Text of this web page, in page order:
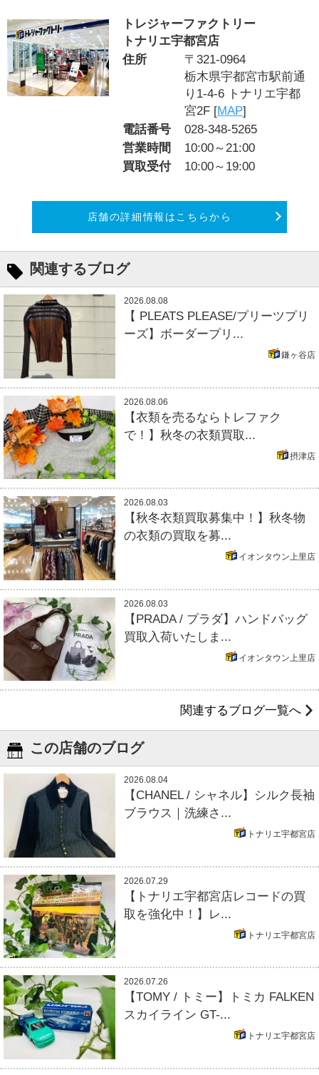
トレジャーファクトリー
トナリエ宇都宮店
住所
〒321-0964
栃木県宇都宮市駅前通
り1-4-6 トナリエ宇都
宮2F [MAP]
電話番号
028-348-5265
営業時間
10:00～21:00
買取受付
10:00～19:00
店舗の詳細情報はこちらから
関連するブログ
2026.08.08
【 PLEATS PLEASE/プリーツプリ
ーズ】ボーダープリ...
鎌ヶ谷店
2026.08.06
【衣類を売るならトレファク
で！】秋冬の衣類買取...
摂津店
2026.08.03
【秋冬衣類買取募集中！】秋冬物
の衣類の買取を募...
イオンタウン上里店
2026.08.03
【PRADA / プラダ】ハンドバッグ
買取入荷いたしま...
イオンタウン上里店
関連するブログ一覧へ
この店舗のブログ
2026.08.04
【CHANEL / シャネル】シルク長袖
ブラウス｜洗練さ...
トナリエ宇都宮店
2026.07.29
【トナリエ宇都宮店レコードの買
取を強化中！】レ...
トナリエ宇都宮店
2026.07.26
【TOMY / トミー】トミカ FALKEN
スカイライン GT-...
トナリエ宇都宮店